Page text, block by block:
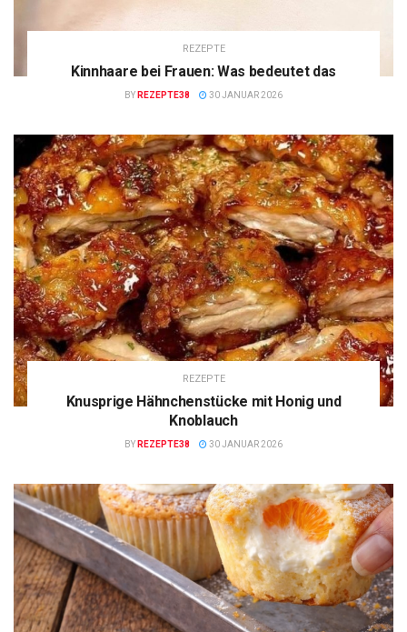
REZEPTE
Kinnhaare bei Frauen: Was bedeutet das
BY REZEPTE38 30 JANUAR 2026
REZEPTE
Knusprige Hähnchenstücke mit Honig und
Knoblauch
BY REZEPTE38 30 JANUAR 2026